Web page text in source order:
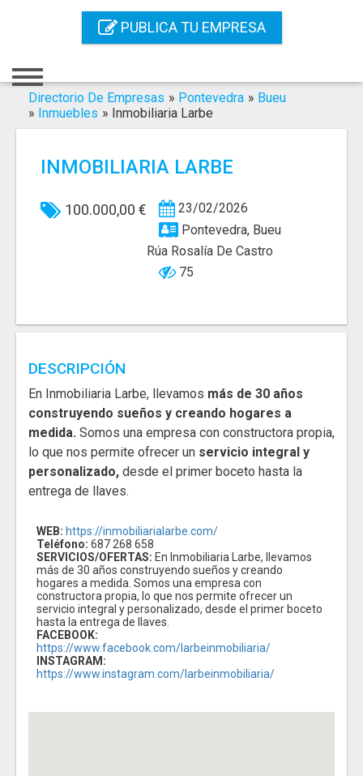
PUBLICA TU EMPRESA
Registro
Contacto
Servicios Online
Servicios SEO
Publica Tu Empresa
Directorio De Empresas » Pontevedra » Bueu
» Inmuebles » Inmobiliaria Larbe
INMOBILIARIA LARBE
100.000,00 €
23/02/2026
Pontevedra, Bueu
Rúa Rosalía De Castro
75
DESCRIPCIÓN
En Inmobiliaria Larbe, llevamos más de 30 años
construyendo sueños y creando hogares a
medida. Somos una empresa con constructora propia,
lo que nos permite ofrecer un servicio integral y
personalizado, desde el primer boceto hasta la
entrega de llaves.
WEB: https://inmobiliarialarbe.com/
Teléfono: 687 268 658
SERVICIOS/OFERTAS: En Inmobiliaria Larbe, llevamos
más de 30 años construyendo sueños y creando
hogares a medida. Somos una empresa con
constructora propia, lo que nos permite ofrecer un
servicio integral y personalizado, desde el primer boceto
hasta la entrega de llaves.
FACEBOOK:
https://www.facebook.com/larbeinmobiliaria/
INSTAGRAM:
https://www.instagram.com/larbeinmobiliaria/